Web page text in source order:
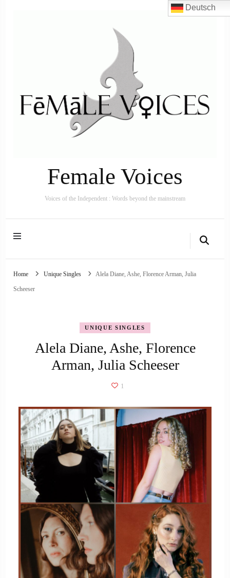
Female Voices
Voices of the Independent : Words beyond the mainstream
Home Unique Singles Alela Diane, Ashe, Florence Arman, Julia
Scheeser
UNIQUE SINGLES
Alela Diane, Ashe, Florence
Arman, Julia Scheeser
1
Deutsch